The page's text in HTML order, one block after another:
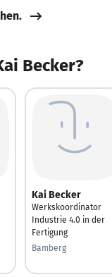
Becker?
Kai Becker
Werkskoordinator
Industrie 4.0 in der
Fertigung
Bamberg